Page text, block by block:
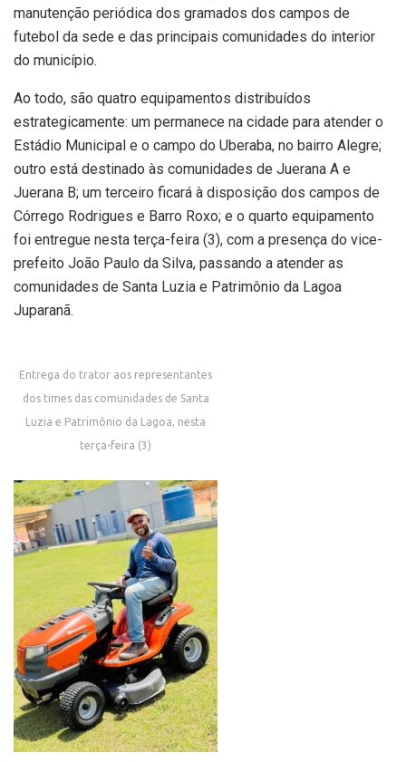
manutenção periódica dos gramados dos campos de
futebol da sede e das principais comunidades do interior
do município.
Ao todo, são quatro equipamentos distribuídos
estrategicamente: um permanece na cidade para atender o
Estádio Municipal e o campo do Uberaba, no bairro Alegre;
outro está destinado às comunidades de Juerana A e
Juerana B; um terceiro ficará à disposição dos campos de
Córrego Rodrigues e Barro Roxo; e o quarto equipamento
foi entregue nesta terça-feira (3), com a presença do vice-
prefeito João Paulo da Silva, passando a atender as
comunidades de Santa Luzia e Patrimônio da Lagoa
Juparanã.
Entrega do trator aos representantes
dos times das comunidades de Santa
Luzia e Patrimônio da Lagoa, nesta
terça-feira (3)